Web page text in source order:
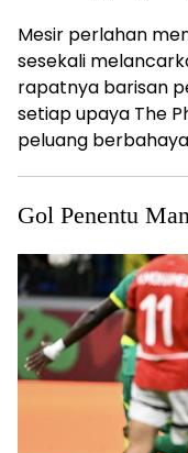
Mesir perlahan
sesekali
rapatnya barisan
setiap upaya The
peluang
Gol Penentu